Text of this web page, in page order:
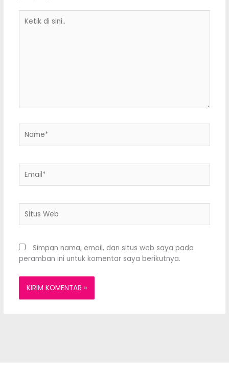
Web
Simpan nama, email, dan situs web saya pada
peramban ini untuk komentar saya berikutnya.